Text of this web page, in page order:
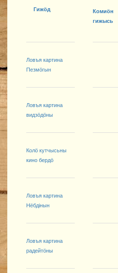
Гижӧд
Комиӧн
гижысь
Ловъя картина
Пезмӧгын
Ловъя картина
видзӧдӧны
Колӧ кутчысьны
кино бердӧ
Ловъя картина
Нёбдінын
Ловъя картина
радейтӧны